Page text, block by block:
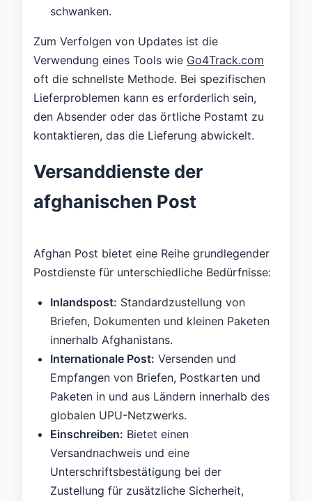
schwanken.
Zum Verfolgen von Updates ist die
Verwendung eines Tools wie Go4Track.com
oft die schnellste Methode. Bei spezifischen
Lieferproblemen kann es erforderlich sein,
den Absender oder das örtliche Postamt zu
kontaktieren, das die Lieferung abwickelt.
Versanddienste der
afghanischen Post
Afghan Post bietet eine Reihe grundlegender
Postdienste für unterschiedliche Bedürfnisse:
Inlandspost: Standardzustellung von
Briefen, Dokumenten und kleinen Paketen
innerhalb Afghanistans.
Internationale Post: Versenden und
Empfangen von Briefen, Postkarten und
Paketen in und aus Ländern innerhalb des
globalen UPU-Netzwerks.
Einschreiben: Bietet einen
Versandnachweis und eine
Unterschriftsbestätigung bei der
Zustellung für zusätzliche Sicherheit,